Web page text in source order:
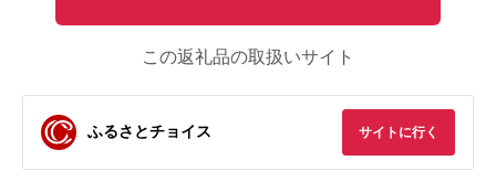
この返礼品の取扱いサイト
ふるさとチョイス サイトに行く